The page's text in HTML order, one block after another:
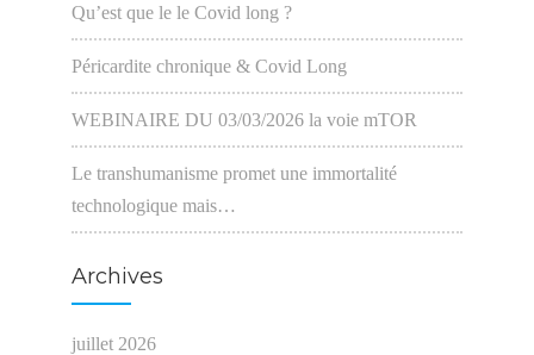
Qu’est que le le Covid long ?
Péricardite chronique & Covid Long
WEBINAIRE DU 03/03/2026 la voie mTOR
Le transhumanisme promet une immortalité
technologique mais…
Archives
juillet 2026